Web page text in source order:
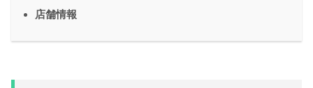
店舗情報